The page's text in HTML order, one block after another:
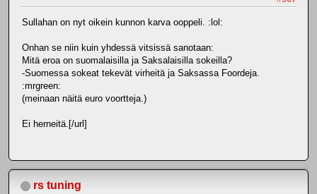
Sullahan on nyt oikein kunnon karva ooppeli. :lol:
Onhan se niin kuin yhdessä vitsissä sanotaan:
Mitä eroa on suomalaisilla ja Saksalaisilla sokeilla?
-Suomessa sokeat tekevät virheitä ja Saksassa Foordeja.
:mrgreen:
(meinaan näitä euro voortteja.)
Ei herneitä.[/url]
rs tuning